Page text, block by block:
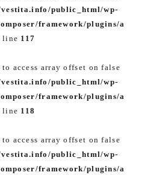
public_html/wp-
framework/plugins/a
line 117
access array offset on false
public_html/wp-
framework/plugins/a
line 118
access array offset on false
public_html/wp-
framework/plugins/a